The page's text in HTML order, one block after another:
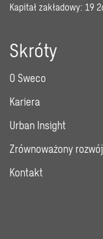
Kapitał zakładowy: 19
Skróty
O Sweco
Kariera
Urban Insight
Zrównoważony rozwój
Kontakt